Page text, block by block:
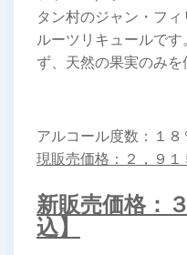
タン村のジャン・フ
ルーツリキュールで
ず、天然の果実のみを
アルコール度数：１
現販売価格：２，９１
新販売価格：
込】